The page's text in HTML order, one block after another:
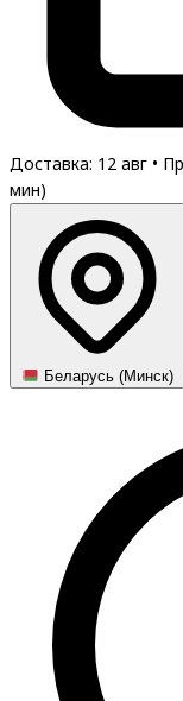
Доставка: 12 авг •
мин)
Беларусь (Минск)